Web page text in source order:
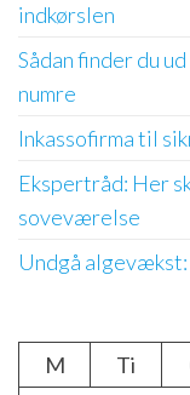
indkørslen
Sådan finder du
numre
Inkassofirma til
Ekspertråd: Her
soveværelse
Undgå
M
Ti